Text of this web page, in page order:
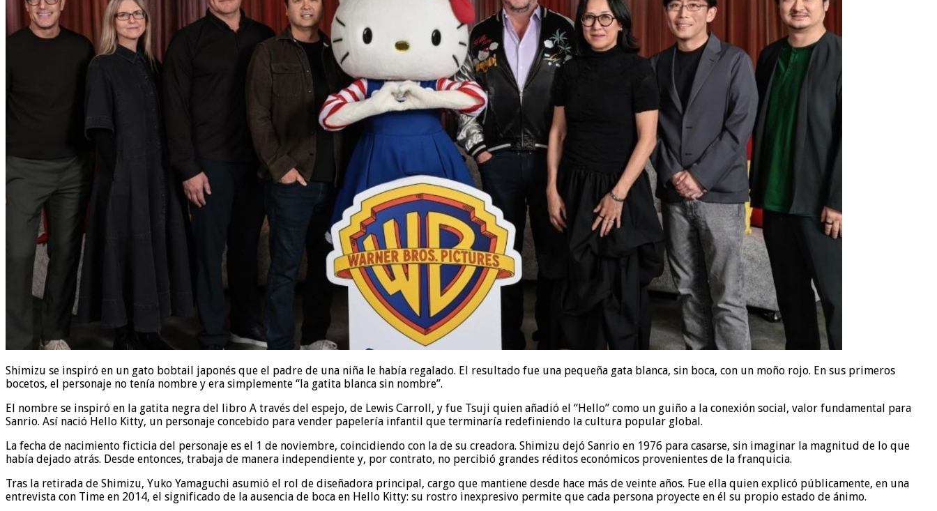
Shimizu se inspiró en un gato bobtail japonés que el padre de una niña le había regalado. El resultado fue una pequeña gata blanca, sin boca, con un moño rojo. En sus primeros
bocetos, el personaje no tenía nombre y era simplemente “la gatita blanca sin nombre”.
El nombre se inspiró en la gatita negra del libro A través del espejo, de Lewis Carroll, y fue Tsuji quien añadió el “Hello” como un guiño a la conexión social, valor fundamental para
Sanrio. Así nació Hello Kitty, un personaje concebido para vender papelería infantil que terminaría redefiniendo la cultura popular global.
La fecha de nacimiento ficticia del personaje es el 1 de noviembre, coincidiendo con la de su creadora. Shimizu dejó Sanrio en 1976 para casarse, sin imaginar la magnitud de lo que
había dejado atrás. Desde entonces, trabaja de manera independiente y, por contrato, no percibió grandes réditos económicos provenientes de la franquicia.
Tras la retirada de Shimizu, Yuko Yamaguchi asumió el rol de diseñadora principal, cargo que mantiene desde hace más de veinte años. Fue ella quien explicó públicamente, en una
entrevista con Time en 2014, el significado de la ausencia de boca en Hello Kitty: su rostro inexpresivo permite que cada persona proyecte en él su propio estado de ánimo.